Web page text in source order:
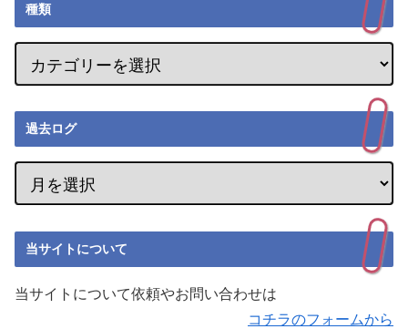
種類
過去ログ
当サイトについて
当サイトについて依頼やお問い合わせは
コチラのフォームから